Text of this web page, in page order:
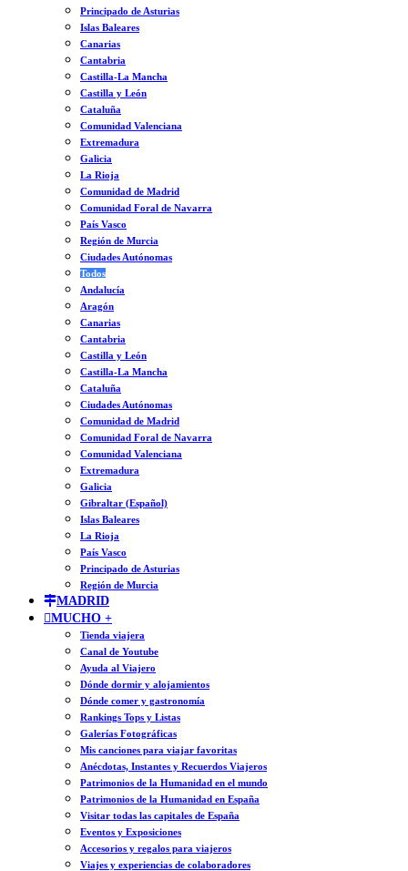
Principado de Asturias
Islas Baleares
Canarias
Cantabria
Castilla-La Mancha
Castilla y León
Cataluña
Comunidad Valenciana
Extremadura
Galicia
La Rioja
Comunidad de Madrid
Comunidad Foral de Navarra
País Vasco
Región de Murcia
Ciudades Autónomas
Todos
Andalucía
Aragón
Canarias
Cantabria
Castilla y León
Castilla-La Mancha
Cataluña
Ciudades Autónomas
Comunidad de Madrid
Comunidad Foral de Navarra
Comunidad Valenciana
Extremadura
Galicia
Gibraltar (Español)
Islas Baleares
La Rioja
País Vasco
Principado de Asturias
Región de Murcia
MADRID
MUCHO +
Tienda viajera
Canal de Youtube
Ayuda al Viajero
Dónde dormir y alojamientos
Dónde comer y gastronomía
Rankings Tops y Listas
Galerías Fotográficas
Mis canciones para viajar favoritas
Anécdotas, Instantes y Recuerdos Viajeros
Patrimonios de la Humanidad en el mundo
Patrimonios de la Humanidad en España
Visitar todas las capitales de España
Eventos y Exposiciones
Accesorios y regalos para viajeros
Viajes y experiencias de colaboradores